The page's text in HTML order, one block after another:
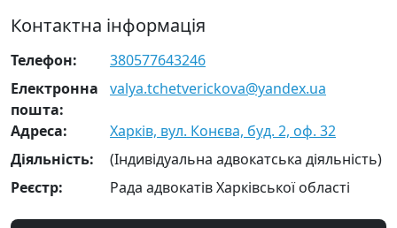
Контактна інформація
Телефон:
380577643246
Електронна
пошта:
valya.tchetverickova@yandex.ua
Адреса:
Харків, вул. Конєва, буд. 2, оф. 32
Діяльність:
(Індивідуальна адвокатська діяльність)
Реєстр:
Рада адвокатів Харківської області